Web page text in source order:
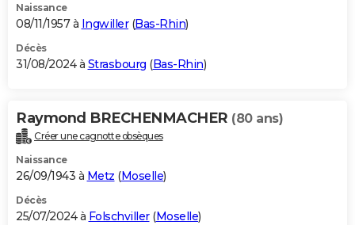
Naissance
08/11/1957 à Ingwiller(Bas-Rhin)
Décès
31/08/2024 à Strasbourg (Bas-Rhin)
Raymond BRECHENMACHER (80 ans)
Créer une cagnotte obsèques
Naissance
26/09/1943 à Metz (Moselle)
Décès
25/07/2024 à Folschviller(Moselle)